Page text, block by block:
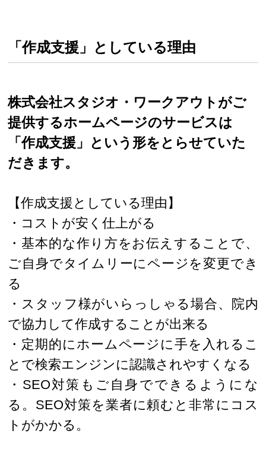
「作成支援」としている理由
株式会社スタジオ・ワークアウトがご
提供するホームページのサービスは
「作成支援」という形をとらせていた
だきます。
【作成支援としている理由】
・コストが安く仕上がる
・基本的な作り方をお伝えすることで、
ご自身でタイムリーにページを変更でき
る
・スタッフ様がいらっしゃる場合、院内
で協力して作成することが出来る
・定期的にホームページに手を入れるこ
とで検索エンジンに認識されやすくなる
・SEO対策もご自身でできるようにな
る。SEO対策を業者に頼むと非常にコス
トがかかる。